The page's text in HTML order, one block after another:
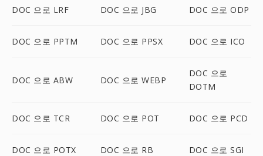
DOC 으로 LRF DOC 으로 JBG DOC 으로 ODP
DOC 으로 PPTM DOC 으로 PPSX DOC 으로 ICO
DOC 으로 ABW DOC 으로 WEBP
DOC 으로
DOTM
DOC 으로 TCR DOC 으로 POT DOC 으로 PCD
DOC 으로 POTX DOC 으로 RB DOC 으로 SGI